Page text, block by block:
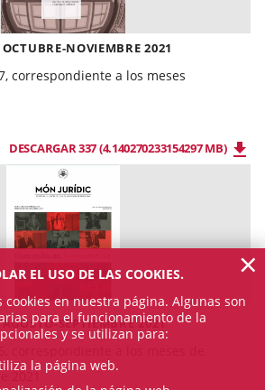
NOVIEMBRE 2021
correspondiente a los meses
DESCARGAR 337 (4.140270233154297 MB)
SEPTIEMBRE 2021
EL USO DE LAS COOKIES.
cookies en nuestra página. Algunas son
para el funcionamiento de la
y se utilizan para:
la página web.
×